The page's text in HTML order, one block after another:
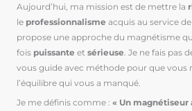
Aujourd’hui, ma mission est de mettre la
le professionnalisme acquis au service
propose une approche du magnétisme
fois puissante et sérieuse . Je ne fais pas
vous guide avec méthode pour que vous
l’équilibre qui vous a manqué.
Je me définis comme : « Un magnétiseur